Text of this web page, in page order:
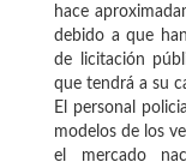
hace
debido a que
de licitación
que tendrá a su
El personal
modelos de los
el mercado